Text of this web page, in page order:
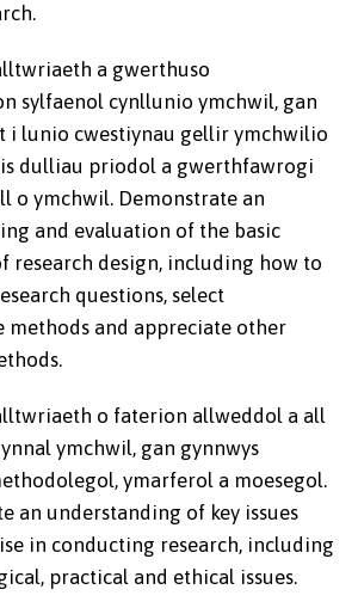
a gwerthuso
sylfaenol cynllunio ymchwil, gan
i lunio cwestiynau gellir ymchwilio
dulliau priodol a gwerthfawrogi
o ymchwil. Demonstrate an
and evaluation of the basic
research design, including how to
questions, select
methods and appreciate other
o faterion allweddol a all
ymchwil, gan gynnwys
ymarferol a moesegol.
an understanding of key issues
in conducting research, including
practical and ethical issues.